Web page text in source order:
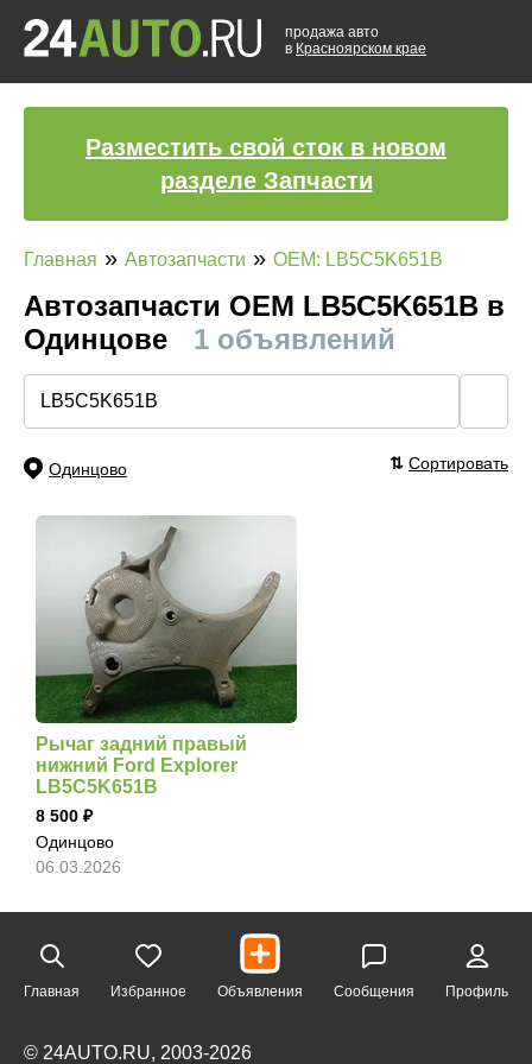
продажа авто
в Красноярском крае
Разместить свой сток в новом
разделе Запчасти
Главная » Автозапчасти » OEM: LB5C5K651B
Автозапчасти ОЕМ LB5C5K651B в
Одинцове
1 объявлений
Одинцово ⇅ Сортировать
Рычаг задний правый
нижний Ford Explorer
LB5C5K651B
8 500
Одинцово
06.03.2026
Главная Избранное Объявления Сообщения Профиль
© 24AUTO.RU, 2003-2026